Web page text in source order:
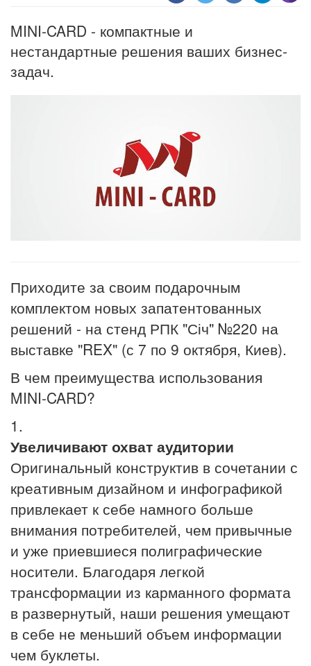
MINI-CARD - компактные и
нестандартные решения ваших бизнес-
задач.
Приходите за своим подарочным
комплектом новых запатентованных
решений - на стенд РПК "Січ" №220 на
выставке "REX" (с 7 по 9 октября, Киев).
В чем преимущества использования
MINI-CARD?
1.
Увеличивают охват аудитории
Оригинальный конструктив в сочетании с
креативным дизайном и инфографикой
привлекает к себе намного больше
внимания потребителей, чем привычные
и уже приевшиеся полиграфические
носители. Благодаря легкой
трансформации из карманного формата
в развернутый, наши решения умещают
в себе не меньший объем информации
чем буклеты.